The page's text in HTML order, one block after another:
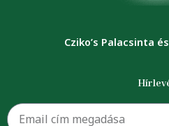
Cziko’s Palacsinta